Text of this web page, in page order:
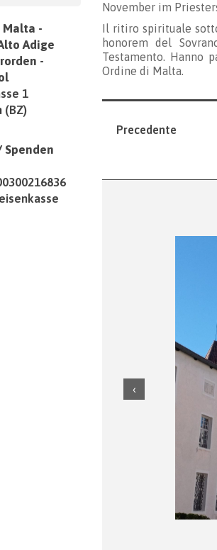
Malta -
Adige
-
1
(BZ)
November im
Il ritiro spirituale
honorem del
Testamento. Hanno
Ordine di Malta.
Precedente